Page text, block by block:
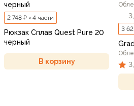
черный
2 748 ₽ × 4 части
Рюкзак Сплав Quest Pure 20
черный
В корзину
3